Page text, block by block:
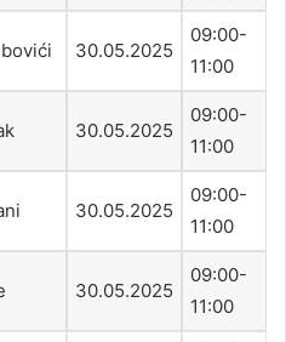
30.05.2025
09:00-
11:00
30.05.2025
09:00-
11:00
30.05.2025
09:00-
11:00
30.05.2025
09:00-
11:00